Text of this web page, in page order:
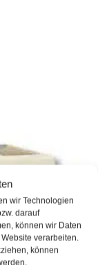
wir Technologien
darauf
können wir Daten
verarbeiten.
können